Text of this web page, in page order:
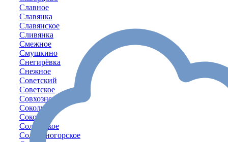
Славное
Славянка
Славянское
Сливянка
Смежное
Смушкино
Снегирёвка
Снежное
Советский
Советское
Совхозное
Соколиное
Соколы
Солдатское
Солнечногорское